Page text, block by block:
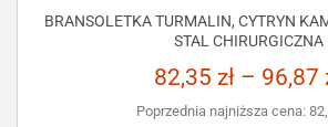
BRANSOLETKA TURMALIN, CYTRYN
STAL CHIRURGICZNA
82,35 zł – 96,87
Poprzednia najniższa cena: